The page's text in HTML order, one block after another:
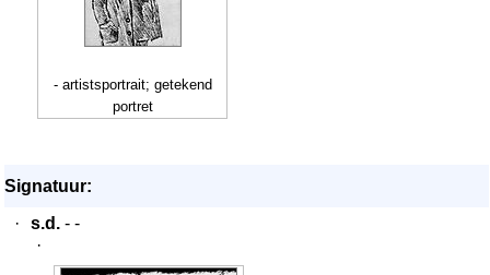
- artistsportrait; getekend
portret
Signatuur:
·
s.d. - -
·